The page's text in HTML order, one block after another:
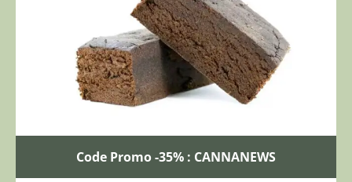
Code Promo -35% : CANNANEWS